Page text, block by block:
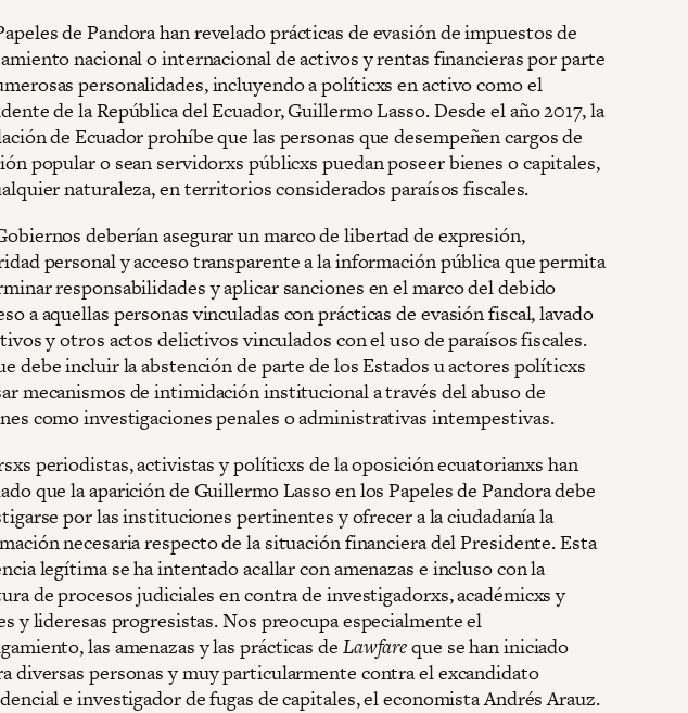
de Pandora han revelado prácticas de evasión de impuestos de
nacional o internacional de activos y rentas financieras por parte
personalidades, incluyendo a políticxs en activo como el
de la República del Ecuador, Guillermo Lasso. Desde el año 2017, la
de Ecuador prohíbe que las personas que desempeñen cargos de
popular o sean servidorxs públicxs puedan poseer bienes o capitales,
naturaleza, en territorios considerados paraísos fiscales.
deberían asegurar un marco de libertad de expresión,
personal y acceso transparente a la información pública que permita
responsabilidades y aplicar sanciones en el marco del debido
a aquellas personas vinculadas con prácticas de evasión fiscal, lavado
y otros actos delictivos vinculados con el uso de paraísos fiscales.
debe incluir la abstención de parte de los Estados u actores políticxs
mecanismos de intimidación institucional a través del abuso de
como investigaciones penales o administrativas intempestivas.
periodistas, activistas y políticxs de la oposición ecuatorianxs han
que la aparición de Guillermo Lasso en los Papeles de Pandora debe
por las instituciones pertinentes y ofrecer a la ciudadanía la
necesaria respecto de la situación financiera del Presidente. Esta
legítima se ha intentado acallar con amenazas e incluso con la
de procesos judiciales en contra de investigadorxs, académicxs y
y lideresas progresistas. Nos preocupa especialmente el
las amenazas y las prácticas deLawfareque se han iniciado
diversas personas y muy particularmente contra el excandidato
e investigador de fugas de capitales, el economista Andrés Arauz.